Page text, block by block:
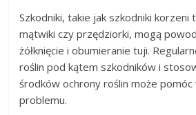
Szkodniki, takie jak szkodniki korzeni
mątwiki czy przędziorki, mogą
żółknięcie i obumieranie tuji.
roślin pod kątem szkodników i
środków ochrony roślin może
problemu.